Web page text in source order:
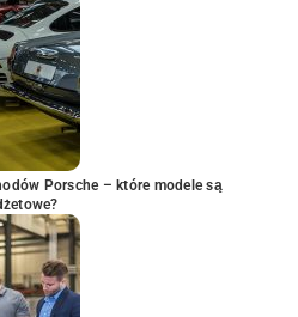
Porsche – które modele są